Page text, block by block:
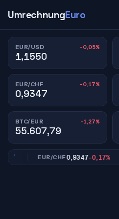
UmrechnungEuro
EUR/USD -0,05%
1,1550
EUR/CHF -0,17%
0,9347
BTC/EUR -1,27%
55.607,79
EUR/CHF0,9347-0,17%